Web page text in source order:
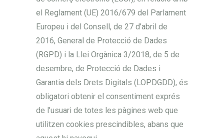
el Reglament (UE) 2016/679 del Parlament
Europeu i del Consell, de 27 d’abril de
2016, General de Protecció de Dades
(RGPD) i la Llei Orgànica 3/2018, de 5 de
desembre, de Protecció de Dades i
Garantia dels Drets Digitals (LOPDGDD), és
obligatori obtenir el consentiment exprés
de l’usuari de totes les pàgines web que
utilitzen cookies prescindibles, abans que